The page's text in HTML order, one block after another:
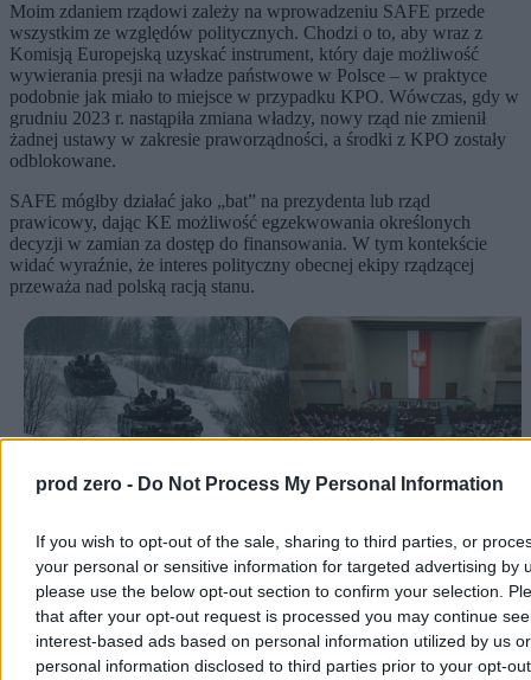
prod zero - Do Not Process My Personal Information
If you wish to opt-out of the sale, sharing to third parties, or
your personal or sensitive information for targeted advertising by
please use the below opt-out section to confirm your selection.
that after your opt-out request is processed you may continue
interest-based ads based on personal information utilized by us or
personal information disclosed to third parties prior to your opt-
Moim zdaniem rządowi zależy na wprowadzeniu SAFE przede
wszystkim ze względów politycznych. Chodzi o to, aby wraz z
Komisją Europejską uzyskać instrument, który daje możliwość
wywierania presji na władze państwowe w Polsce – w praktyce
podobnie jak miało to miejsce w przypadku KPO. Wówczas, gdy w
grudniu 2023 r. nastąpiła zmiana władzy, nowy rząd nie zmienił
żadnej ustawy w zakresie praworządności, a środki z KPO zostały
odblokowane.
SAFE mógłby działać jako „bat” na prezydenta lub rząd
prawicowy, dając KE możliwość egzekwowania określonych
decyzji w zamian za dostęp do finansowania. W tym kontekście
widać wyraźnie, że interes polityczny obecnej ekipy rządzącej
przeważa nad polską racją stanu.
SAFE. Po tym tekście będziesz
wiedzieć wszystko o nowym
programie
programem SAFE. Jest decyzja
Sejmu
Słyszał pan, że część tej pożyczki być może będzie umorzona?
Reklama
Reklama